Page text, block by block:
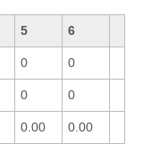
5 6
0 0
0 0
0.00 0.00